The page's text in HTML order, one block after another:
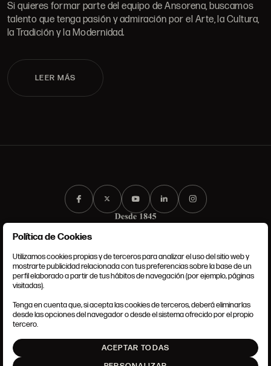
Si quieres formar parte del equipo de Ansorena, buscamos
talento que tenga pasión y admiración por el Arte, la Cultura,
la Tradición y la Modernidad.
LEER MÁS
TÉRMINOS Y CONDICIONES
POLÍTICA DE COOKIES
AJUSTE DE COOKIES
Política de Cookies
Utilizamos cookies propias y de terceros para analizar el uso del sitio web y
mostrarte publicidad relacionada con tus preferencias sobre la base de un
perfil elaborado a partir de tus hábitos de navegación (por ejemplo, páginas
visitadas).
Tenga en cuenta que, si acepta las cookies de terceros, deberá eliminarlas
desde las opciones del navegador o desde el sistema ofrecido por el propio
tercero.
ACEPTAR TODAS